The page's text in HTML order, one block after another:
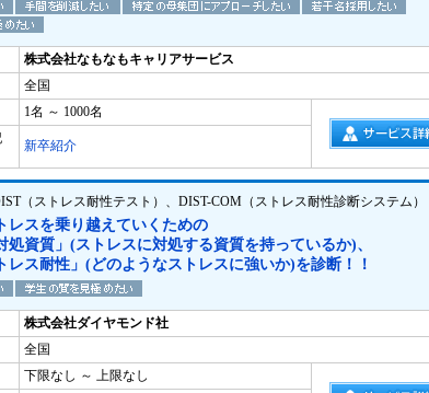
株式会社なもなもキャリアサービス
全国
1名 ～ 1000名
新卒紹介
（ストレス耐性テスト）、DIST-COM（ストレス耐性診断システム）
レスを乗り越えていくための
処資質」(ストレスに対処する資質を持っているか)、
レス耐性」(どのようなストレスに強いか)を診断！！
株式会社ダイヤモンド社
全国
下限なし ～ 上限なし